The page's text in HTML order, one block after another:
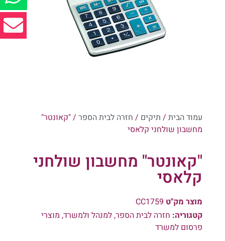
עמוד הבית/ תיקים / חזרה לבית הספר/ "קאונטר"
מחשבון שולחני קלאסי
"קאונטר" מחשבון שולחני
קלאסי
מוצר מק"ט CC1759
קטגוריה: חזרה לבית הספר,למנהל ולמשרד, מוצרי
פרסום למשרד